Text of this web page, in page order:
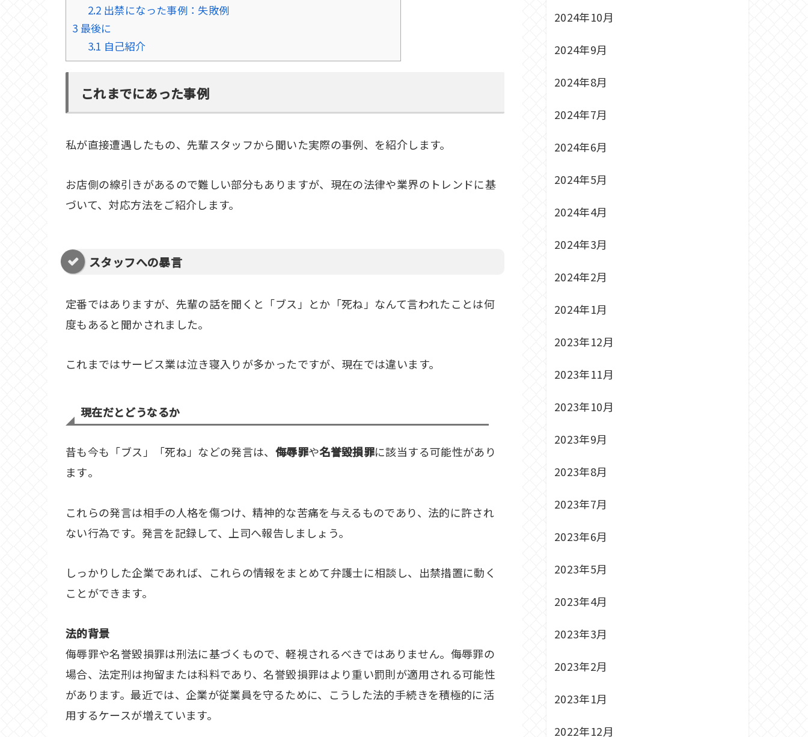
2.2 出禁になった事例：失敗例
3 最後に
3.1 自己紹介
これまでにあった事例
私が直接遭遇したもの、先輩スタッフから聞いた実際の事例、を紹介します。
お店側の線引きがあるので難しい部分もありますが、現在の法律や業界のトレンドに基
づいて、対応方法をご紹介します。
スタッフへの暴言
定番ではありますが、先輩の話を聞くと「ブス」とか「死ね」なんて言われたことは何
度もあると聞かされました。
これまではサービス業は泣き寝入りが多かったですが、現在では違います。
現在だとどうなるか
昔も今も「ブス」「死ね」などの発言は、 侮辱罪や名誉毀損罪に該当する可能性があり
ます​。
これらの発言は相手の人格を傷つけ、精神的な苦痛を与えるものであり、法的に許され
ない行為です。発言を記録して、上司へ報告しましょう。
しっかりした企業であれば、これらの情報をまとめて弁護士に相談し、出禁措置に動く
ことができます。
法的背景
侮辱罪や名誉毀損罪は刑法に基づくもので、軽視されるべきではありません。侮辱罪の
場合、法定刑は拘留または科料であり、名誉毀損罪はより重い罰則が適用される可能性
があります。最近では、企業が従業員を守るために、こうした法的手続きを積極的に活
用するケースが増えています。
2024年10月
2024年9月
2024年8月
2024年7月
2024年6月
2024年5月
2024年4月
2024年3月
2024年2月
2024年1月
2023年12月
2023年11月
2023年10月
2023年9月
2023年8月
2023年7月
2023年6月
2023年5月
2023年4月
2023年3月
2023年2月
2023年1月
2022年12月